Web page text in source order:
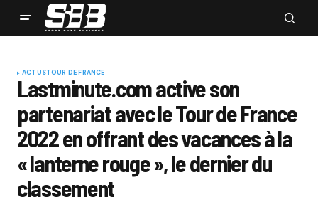
ACTUSTOUR DE FRANCE
Lastminute.com active son
partenariat avec le Tour de France
2022 en offrant des vacances à la
« lanterne rouge », le dernier du
classement